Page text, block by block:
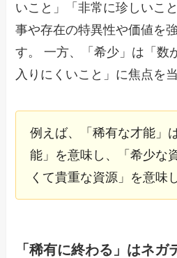
いこと」「非常に珍しいこ
事や存在の特異性や価値を
す。 一方、「希少」は「数
入りにくいこと」に焦点を
例えば、「稀有な才能」
能」を意味し、「希少な
くて貴重な資源」を意味
「稀有に終わる」はネ